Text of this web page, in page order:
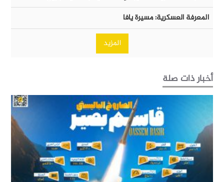
المعرفة العسكرية: مسيرة يافا
المزيد
أخبار ذات صلة